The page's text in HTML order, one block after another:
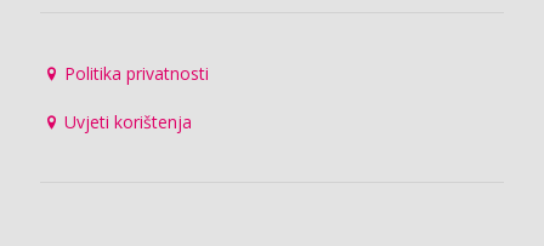
Politika privatnosti
Uvjeti korištenja